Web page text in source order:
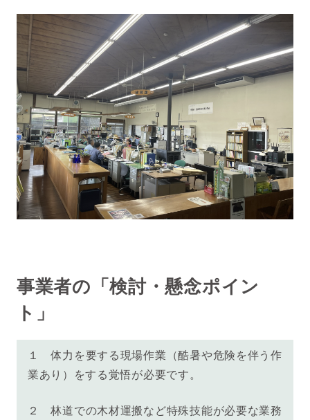
事業者の「検討・懸念ポイン
ト」
１ 体力を要する現場作業（酷暑や危険を伴う作
業あり）をする覚悟が必要です。
２ 林道での木材運搬など特殊技能が必要な業務